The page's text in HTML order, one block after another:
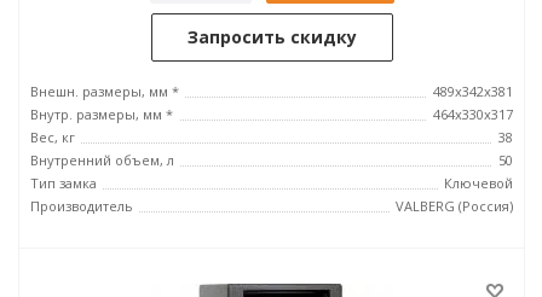
Запросить скидку
Внешн. размеры, мм *
489x342x381
Внутр. размеры, мм *
464х330х317
Вес, кг
38
Внутренний объем, л
50
Тип замка
Ключевой
Производитель
VALBERG (Россия)